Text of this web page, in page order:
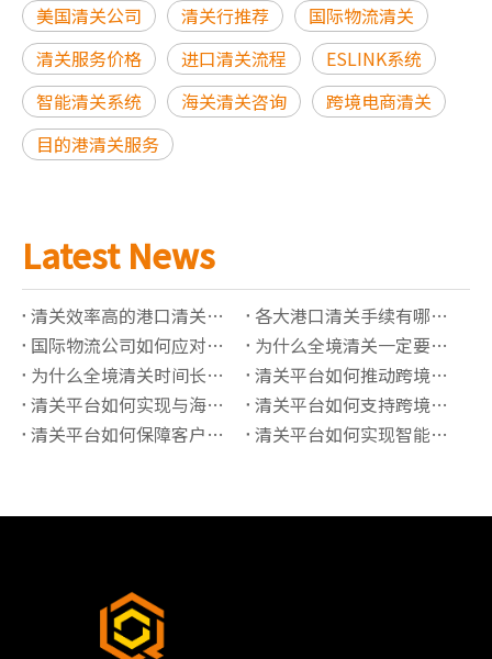
美国清关公司 清关行推荐
国际物流清关
清关服务价格
进口清关流程
ESLINK系统
智能清关系统
海关清关咨询
跨境电商清关
目的港清关服务
Latest News
清关效率高的港口清关公司有哪些推荐？
各大港口清关手续有哪些必须准备的资料？
国际物流公司如何应对高全境清关查验率？
为什么全境清关一定要了解正确的海关编码？
为什么全境清关时间长？有哪些影响因素？
清关平台如何推动跨境贸易“最后一公里”价值提升？
清关平台如何实现与海关系统的实时数据对接？
清关平台如何支持跨境保税仓的清关管理？
清关平台如何保障客户信息的隐私安全？
清关平台如何实现智能化的报关单据管理？